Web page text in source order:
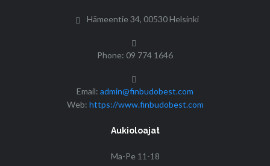
Hämeentie 34, 00530 Helsinki
Phone: 09 774 1646
Email: admin@finbudobest.com
Web: https://www.finbudobest.com
Aukioloajat
Ma-Pe 11-18